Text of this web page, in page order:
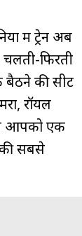
में ट्रेनें अब
फिरती
बैठने की सीट
रॉयल
आपको एक
की सबसे